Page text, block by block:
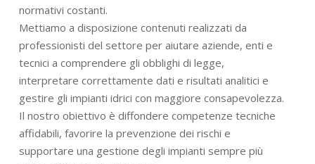
normativi costanti.
Mettiamo a disposizione contenuti realizzati da
professionisti del settore per aiutare aziende, enti e
tecnici a comprendere gli obblighi di legge,
interpretare correttamente dati e risultati analitici e
gestire gli impianti idrici con maggiore consapevolezza.
Il nostro obiettivo è diffondere competenze tecniche
affidabili, favorire la prevenzione dei rischi e
supportare una gestione degli impianti sempre più